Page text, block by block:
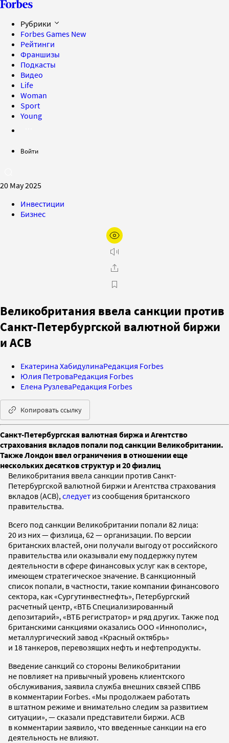
Рубрики
Forbes Games New
Рейтинги
Франшизы
Подкасты
Видео
Life
Woman
Sport
Young
Войти
20 May 2025
Инвестиции
Бизнес
Великобритания ввела санкции против
Санкт-Петербургской валютной биржи
и АСВ
Екатерина ХабидулинаРедакция Forbes
Юлия ПетроваРедакция Forbes
Елена РузлеваРедакция Forbes
Копировать ссылку
Санкт-Петербургская валютная биржа и Агентство
страхования вкладов попали под санкции Великобритании.
Также Лондон ввел ограничения в отношении еще
нескольких десятков структур и 20 физлиц
Великобритания ввела санкции против Санкт-
Петербургской валютной биржи и Агентства страхования
вкладов (АСВ), следует из сообщения британского
правительства.
Всего под санкции Великобритании попали 82 лица:
20 из них — физлица, 62 — организации. По версии
британских властей, они получали выгоду от российского
правительства или оказывали ему поддержку путем
деятельности в сфере финансовых услуг как в секторе,
имеющем стратегическое значение. В санкционный
список попали, в частности, такие компании финансового
сектора, как «Сургутинвестнефть», Петербургский
расчетный центр, «ВТБ Специализированный
депозитарий», «ВТБ регистратор» и ряд других. Также под
британскими санкциями оказались ООО «Иннополис»,
металлургический завод «Красный октябрь»
и 18 танкеров, перевозящих нефть и нефтепродукты.
Введение санкций со стороны Великобритании
не повлияет на привычный уровень клиентского
обслуживания, заявила служба внешних связей СПВБ
в комментарии Forbes. «Мы продолжаем работать
в штатном режиме и внимательно следим за развитием
ситуации», — сказали представители биржи. АСВ
в комментарии заявило, что введенные санкции на его
деятельность не влияют.